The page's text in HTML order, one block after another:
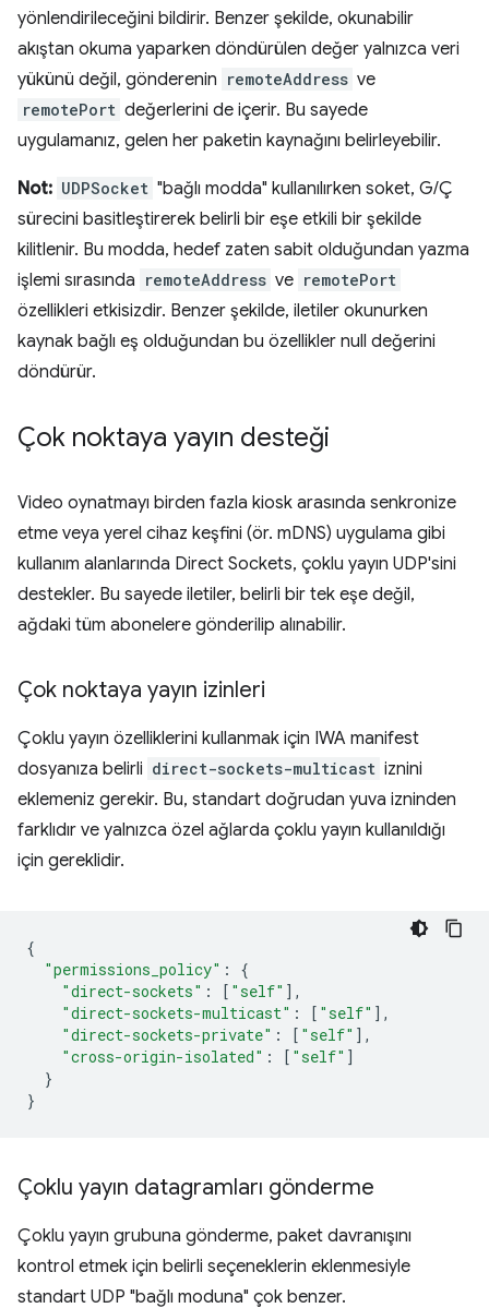
yönlendirileceğini bildirir. Benzer şekilde, okunabilir
akıştan okuma yaparken döndürülen değer yalnızca veri
yükünü değil, gönderenin remoteAddress ve
remotePort değerlerini de içerir. Bu sayede
uygulamanız, gelen her paketin kaynağını belirleyebilir.
Not: UDPSocket "bağlı modda" kullanılırken soket, G/Ç
sürecini basitleştirerek belirli bir eşe etkili bir şekilde
kilitlenir. Bu modda, hedef zaten sabit olduğundan yazma
işlemi sırasında remoteAddress ve remotePort
özellikleri etkisizdir. Benzer şekilde, iletiler okunurken
kaynak bağlı eş olduğundan bu özellikler null değerini
döndürür.
Çok noktaya yayın desteği
Video oynatmayı birden fazla kiosk arasında senkronize
etme veya yerel cihaz keşfini (ör. mDNS) uygulama gibi
kullanım alanlarında Direct Sockets, çoklu yayın UDP'sini
destekler. Bu sayede iletiler, belirli bir tek eşe değil,
ağdaki tüm abonelere gönderilip alınabilir.
Çok noktaya yayın izinleri
Çoklu yayın özelliklerini kullanmak için IWA manifest
dosyanıza belirli direct-sockets-multicast iznini
eklemeniz gerekir. Bu, standart doğrudan yuva izninden
farklıdır ve yalnızca özel ağlarda çoklu yayın kullanıldığı
için gereklidir.
{
"permissions_policy" :
{
"direct-sockets" : [ "self" ],
"direct-sockets-multicast" : [ "self" ],
"direct-sockets-private" : [ "self" ],
"cross-origin-isolated" : [ "self" ]
}
}
Çoklu yayın datagramları gönderme
Çoklu yayın grubuna gönderme, paket davranışını
kontrol etmek için belirli seçeneklerin eklenmesiyle
standart UDP "bağlı moduna" çok benzer.